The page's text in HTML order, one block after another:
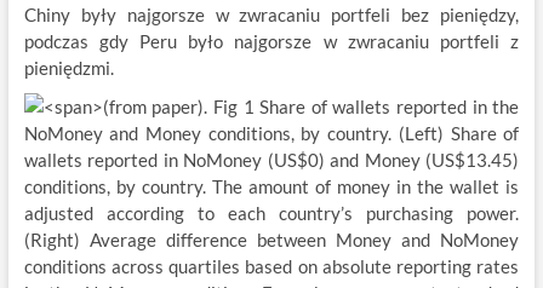
Chiny były najgorsze w zwracaniu portfeli bez pieniędzy,
podczas gdy Peru było najgorsze w zwracaniu portfeli z
pieniędzmi.